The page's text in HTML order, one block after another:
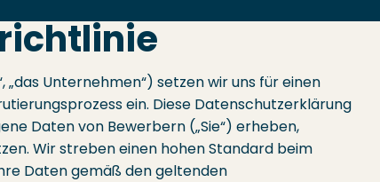
„das Unternehmen“) setzen wir uns für einen
ein. Diese Datenschutzerklärung
Daten von Bewerbern („Sie“) erheben,
Wir streben einen hohen Standard beim
Daten gemäß den geltenden